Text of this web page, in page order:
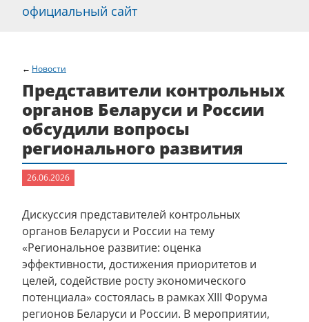
официальный сайт
Новости
Представители контрольных
органов Беларуси и России
обсудили вопросы
регионального развития
26.06.2026
Дискуссия представителей контрольных
органов Беларуси и России на тему
«Региональное развитие: оценка
эффективности, достижения приоритетов и
целей, содействие росту экономического
потенциала» состоялась в рамках XIII Форума
регионов Беларуси и России. В мероприятии,